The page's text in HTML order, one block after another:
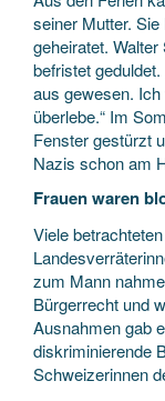
seiner Mutter.
geheiratet.
befristet
aus gewesen.
überlebe.“ Im
Fenster gestürzt
Nazis schon am
Frauen waren
Viele
zum Mann
Bürgerrecht und
Ausnahmen gab
diskriminierende
Schweizerinnen